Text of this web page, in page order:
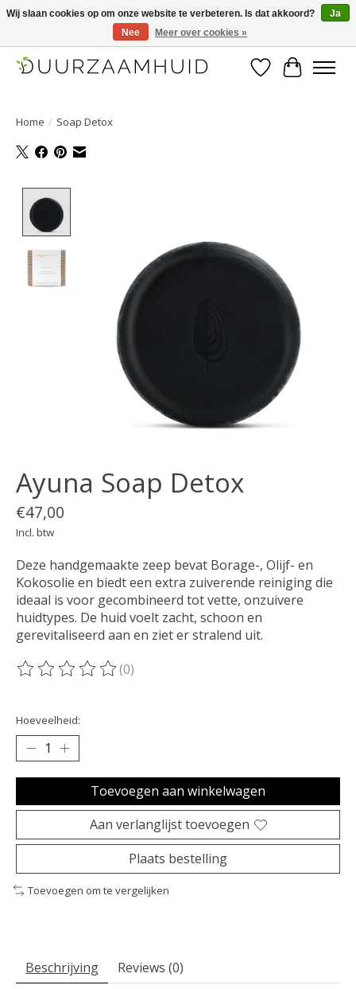
Duurzaamhuid, uw duurzame weg naar een mooie, gezonde huid.
Verlanglijst
Home / Soap Detox
Ayuna Soap Detox
€47,00
Incl. btw
Deze handgemaakte zeep bevat Borage-, Olijf- en
Kokosolie en biedt een extra zuiverende reiniging die
ideaal is voor gecombineerd tot vette, onzuivere
huidtypes. De huid voelt zacht, schoon en
gerevitaliseerd aan en ziet er stralend uit.
De beoordeling van dit product is
(0)
Hoeveelheid:
Toevoegen aan winkelwagen
Aan verlanglijst toevoegen
Plaats bestelling
Toevoegen om te vergelijken
Beschrijving Reviews (0)
Wij slaan cookies op om onze website te verbeteren. Is dat akkoord?
Ja
Nee
Meer over cookies »